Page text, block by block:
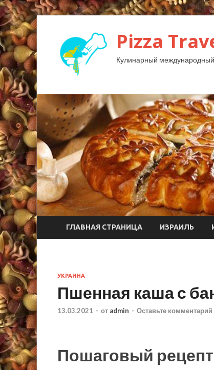
Pizza
Кулинарный
ГЛАВНАЯ СТРАНИЦА ИЗРАИЛЬ
УКРАИНА
Пшенная каша с
13.03.2021 - от admin - Оставьте комментарий
Пошаговый